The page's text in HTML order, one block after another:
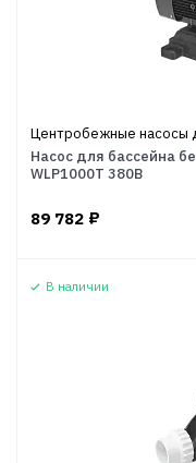
Центробежные насосы
Насос для бассейна
WLP1000T 380В
89 782 ₽
В наличии